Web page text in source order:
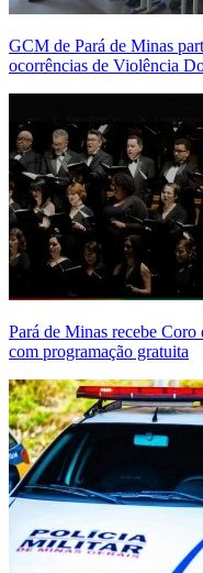
GCM de Pará de Minas
ocorrências de Violência
Pará de Minas recebe Coro
com programação gratuita